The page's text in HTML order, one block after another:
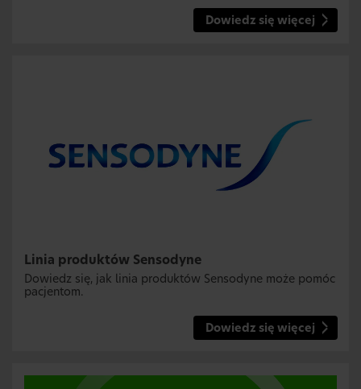
Dowiedz się więcej
Linia produktów Sensodyne
Dowiedz się, jak linia produktów Sensodyne może pomóc
pacjentom.
Dowiedz się więcej